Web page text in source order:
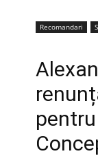
Recomandari